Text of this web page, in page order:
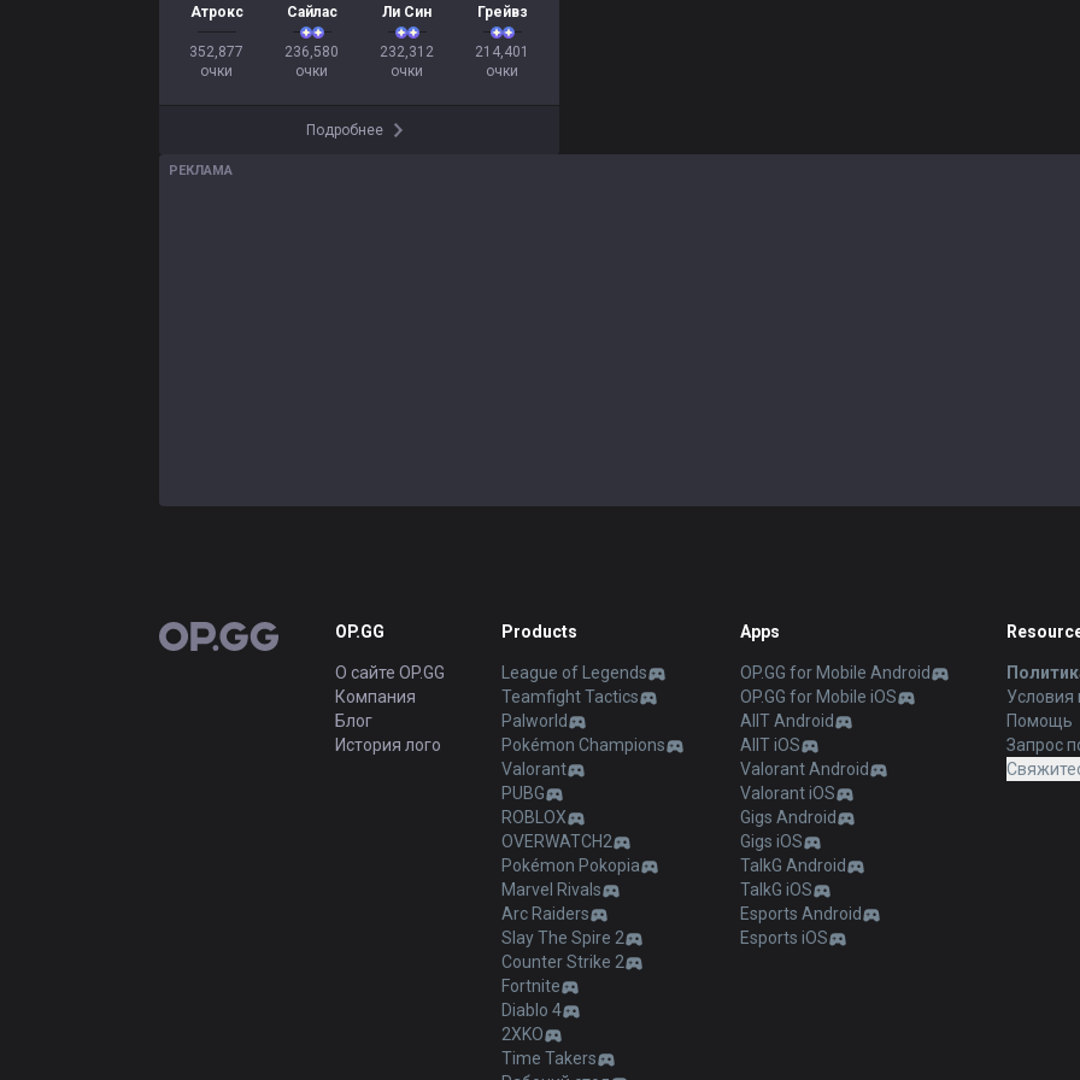
Атрокс
352,877
очки
Сайлас
236,580
очки
Ли Син
232,312
очки
Грейвз
214,401
очки
Подробнее
РЕКЛАМА
OP.GG OP.GG
О сайте OP.GG
Компания
Блог
История лого
Products
League of Legends
Teamfight Tactics
Palworld
Pokémon Champions
Valorant
PUBG
ROBLOX
OVERWATCH2
Pokémon Pokopia
Marvel Rivals
Arc Raiders
Slay The Spire 2
Counter Strike 2
Fortnite
Diablo 4
2XKO
Time Takers
Apps
OP.GG for Mobile Android
OP.GG for Mobile iOS
AllT Android
AllT iOS
Valorant Android
Valorant iOS
Gigs Android
Gigs iOS
TalkG Android
TalkG iOS
Esports Android
Esports iOS
Условия
Помощь
Запрос